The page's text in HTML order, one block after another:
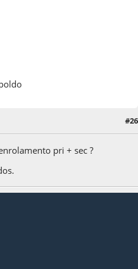
#26
pri + sec ?